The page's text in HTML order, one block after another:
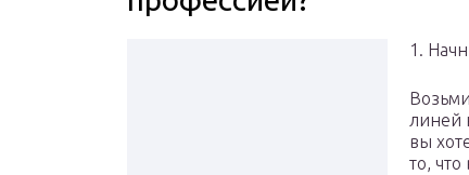
1.
линей
вы
то,